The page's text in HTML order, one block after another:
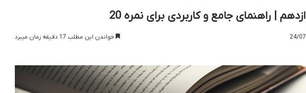
| راهنمای جامع و کاربردی برای نمره 20
خواندن این مطلب 17 دقیقه زمان میبرد